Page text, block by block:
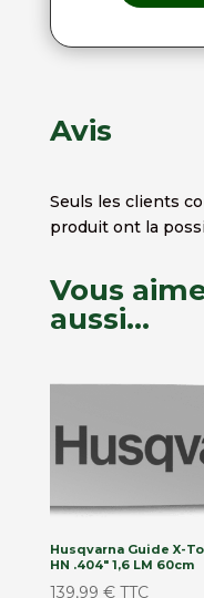
Avis
Seuls les clients
produit ont la
Vous
aussi…
Husqvarna Guide X-
HN .404″ 1,6 LM 60cm
139,99 € TTC